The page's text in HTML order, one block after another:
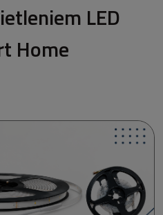
LED
Home